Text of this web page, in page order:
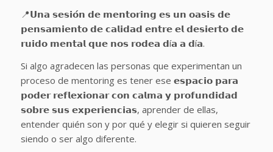
📍𝗨𝗻𝗮 𝘀𝗲𝘀𝗶𝗼́𝗻 𝗱𝗲 𝗺𝗲𝗻𝘁𝗼𝗿𝗶𝗻𝗴 𝗲𝘀 𝘂𝗻 𝗼𝗮𝘀𝗶𝘀 𝗱𝗲
𝗽𝗲𝗻𝘀𝗮𝗺𝗶𝗲𝗻𝘁𝗼 𝗱𝗲 𝗰𝗮𝗹𝗶𝗱𝗮𝗱 𝗲𝗻𝘁𝗿𝗲 𝗲𝗹 𝗱𝗲𝘀𝗶𝗲𝗿𝘁𝗼 𝗱𝗲
𝗿𝘂𝗶𝗱𝗼 𝗺𝗲𝗻𝘁𝗮𝗹 𝗾𝘂𝗲 𝗻𝗼𝘀 𝗿𝗼𝗱𝗲𝗮 𝗱í𝗮 𝗮 𝗱í𝗮.
Si algo agradecen las personas que experimentan un
proceso de mentoring es tener ese 𝗲𝘀𝗽𝗮𝗰𝗶𝗼 𝗽𝗮𝗿𝗮
𝗽𝗼𝗱𝗲𝗿 𝗿𝗲𝗳𝗹𝗲𝘅𝗶𝗼𝗻𝗮𝗿 𝗰𝗼𝗻 𝗰𝗮𝗹𝗺𝗮 𝘆 𝗽𝗿𝗼𝗳𝘂𝗻𝗱𝗶𝗱𝗮𝗱
𝘀𝗼𝗯𝗿𝗲 𝘀𝘂𝘀 𝗲𝘅𝗽𝗲𝗿𝗶𝗲𝗻𝗰𝗶𝗮𝘀, aprender de ellas,
entender quién son y por qué y elegir si quieren seguir
siendo o ser algo diferente.